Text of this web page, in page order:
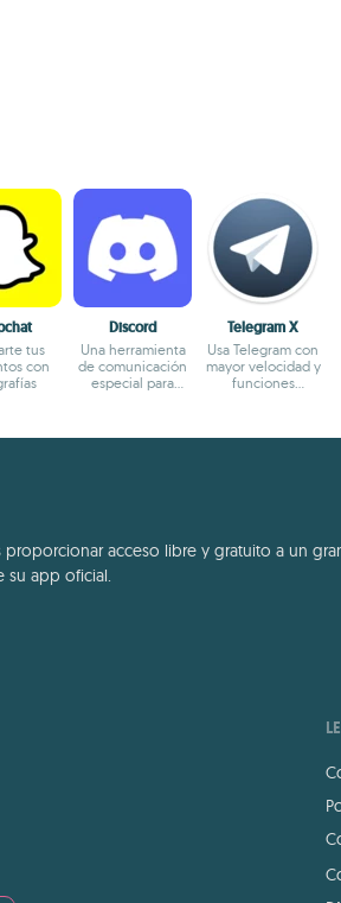
tus
con
Discord
Una herramienta
de comunicación
especial para
Telegram X
Usa Telegram con
mayor velocidad y
funciones
acceso libre y gratuito a un
su app oficial.